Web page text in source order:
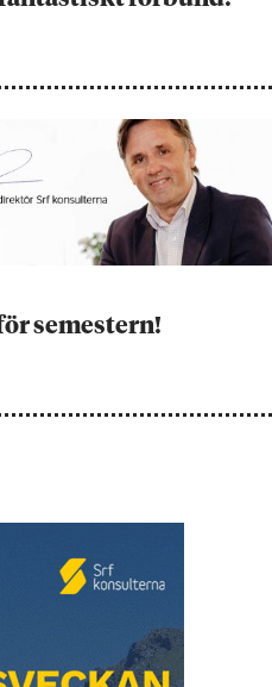
semestern!